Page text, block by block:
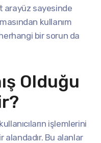
arayüz sayesinde
kullanım
bir sorun da
Olduğu
işlemlerini
alandadır. Bu alanlar